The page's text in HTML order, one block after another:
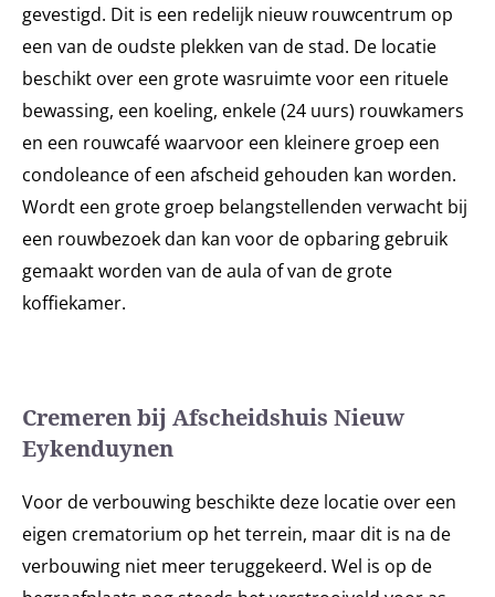
gevestigd. Dit is een redelijk nieuw rouwcentrum op
een van de oudste plekken van de stad. De locatie
beschikt over een grote wasruimte voor een rituele
bewassing, een koeling, enkele (24 uurs) rouwkamers
en een rouwcafé waarvoor een kleinere groep een
condoleance of een afscheid gehouden kan worden.
Wordt een grote groep belangstellenden verwacht bij
een rouwbezoek dan kan voor de opbaring gebruik
gemaakt worden van de aula of van de grote
koffiekamer.
Cremeren bij Afscheidshuis Nieuw
Eykenduynen
Voor de verbouwing beschikte deze locatie over een
eigen crematorium op het terrein, maar dit is na de
verbouwing niet meer teruggekeerd. Wel is op de